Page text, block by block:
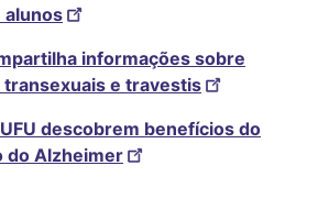
alunos
informações sobre
e travestis
descobrem benefícios do
do Alzheimer